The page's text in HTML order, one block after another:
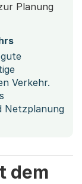
Planung
Verkehr.
Netzplanung
dem